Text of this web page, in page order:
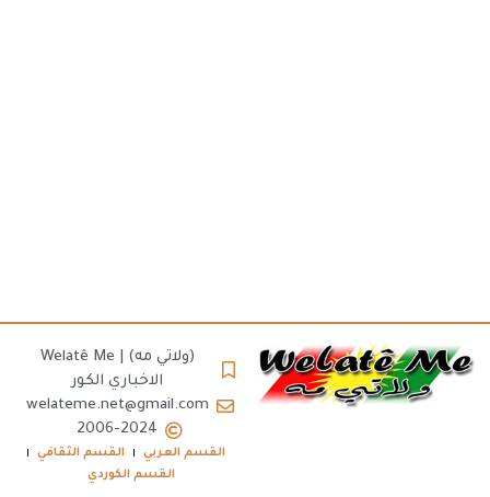
(ولاتي مه) | Welatê Me
الاخباري الكور
welateme.net@gmail.com
2006-2024
القسم العربي
القسم الثقافي
القسم الكوردي